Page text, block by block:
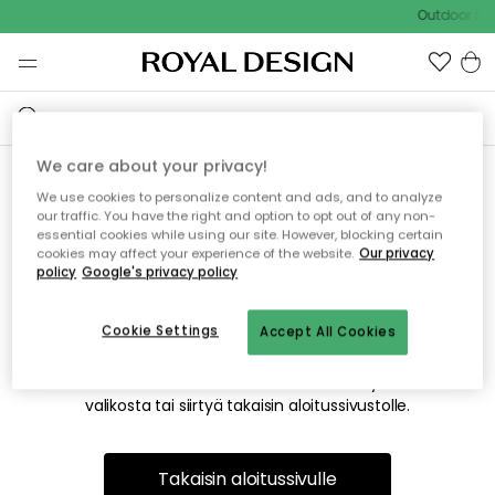
Outdoor
Emme valitettavasti löydä
etsimääsi sivua
Tämä voi johtua siitä, että sivua ei enää ole tai siitä, että se
on siirretty muualle. Pahoittelemme tästä mahdollisesti
valikosta tai siirtyä takaisin aloitussivustolle.
Takaisin aloitussivulle
We care about your privacy!
We use cookies to personalize content and ads, and to analyze
our traffic. You have the right and option to opt out of any non-
essential cookies while using our site. However, blocking certain
cookies may affect your experience of the website. Our privacy
policy Google's privacy policy
Accept All Cookies
Cookie Settings